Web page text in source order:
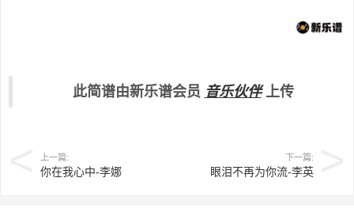
此简谱由新乐谱会员 音乐伙伴上传
上一篇:
你在我心中-李娜
下一篇:
眼泪不再为你流-李英